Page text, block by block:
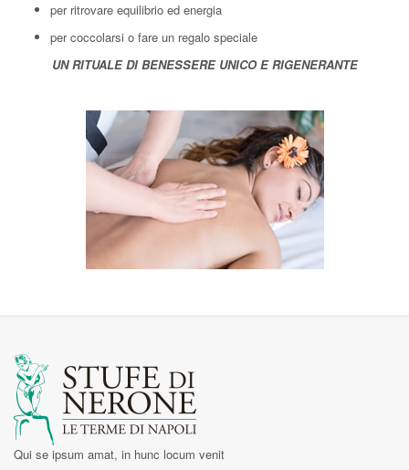
per ritrovare equilibrio ed energia
per coccolarsi o fare un regalo speciale
UN RITUALE DI BENESSERE UNICO E RIGENERANTE
Qui se ipsum amat, in hunc locum venit